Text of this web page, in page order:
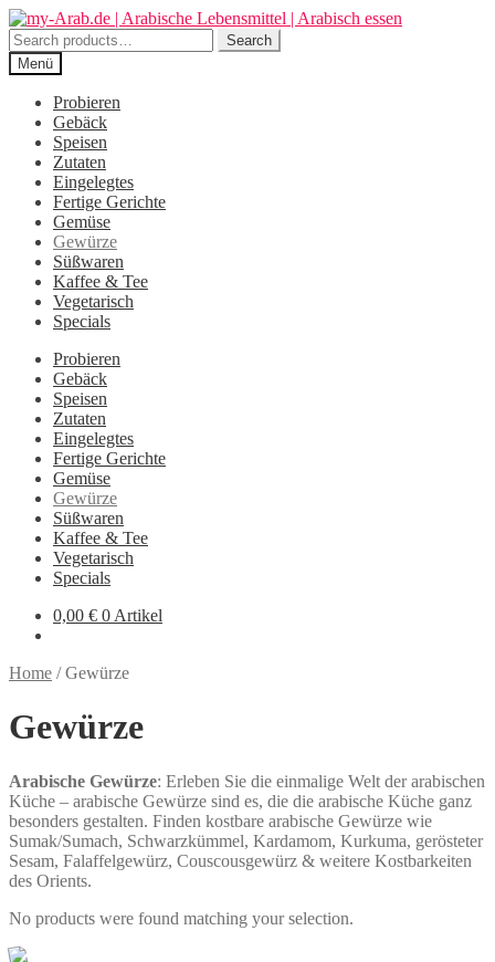
Zur
Navigation
springen
Zum
Inhalt
springen
Search
for:
Search
Menü
Probieren
Gebäck
Speisen
Zutaten
Eingelegtes
Fertige Gerichte
Gemüse
Gewürze
Süßwaren
Kaffee & Tee
Vegetarisch
Specials
Probieren
Gebäck
Speisen
Zutaten
Eingelegtes
Fertige Gerichte
Gemüse
Gewürze
Süßwaren
Kaffee & Tee
Vegetarisch
Specials
0,00 € 0 Artikel
Home /Gewürze
Gewürze
Arabische Gewürze: Erleben Sie die einmalige Welt der arabischen
Küche – arabische Gewürze sind es, die die arabische Küche ganz
besonders gestalten. Finden kostbare arabische Gewürze wie
Sumak/Sumach, Schwarzkümmel, Kardamom, Kurkuma, gerösteter
Sesam, Falaffelgewürz, Couscousgewürz & weitere Kostbarkeiten
des Orients.
No products were found matching your selection.